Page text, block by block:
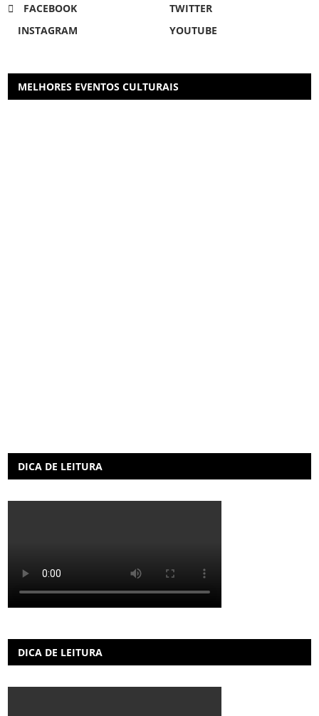
FACEBOOK
TWITTER
INSTAGRAM
YOUTUBE
MELHORES EVENTOS CULTURAIS
DICA DE LEITURA
DICA DE LEITURA